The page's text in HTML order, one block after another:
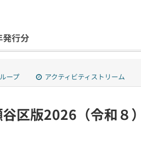
発行分
ープ アクティビティストリーム
区版2026（令和８